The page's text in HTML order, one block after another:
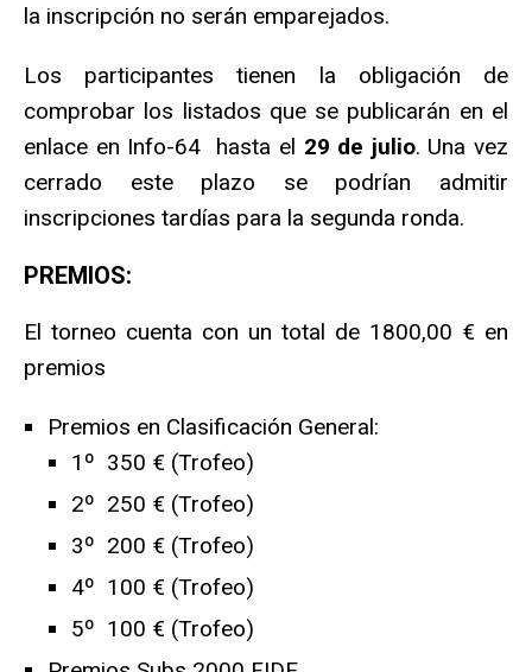
la inscripción no serán emparejados.
Los participantes tienen la obligación de
comprobar los listados que se publicarán en el
enlace en Info-64 hasta el 29 de julio. Una vez
cerrado este plazo se podrían admitir
inscripciones tardías para la segunda ronda.
PREMIOS:
El torneo cuenta con un total de 1800,00 € en
premios
Premios en Clasificación General:
1º 350 € (Trofeo)
2º 250 € (Trofeo)
3º 200 € (Trofeo)
4º 100 € (Trofeo)
5º 100 € (Trofeo)